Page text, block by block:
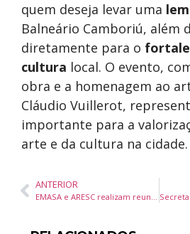
quem deseja levar uma
Balneário Camboriú, além
diretamente para o
cultura local. O evento,
obra e a homenagem ao
Cláudio Vuillerot,
importante para a
arte e da cultura na cidade.
ANTERIOR
EMASA e ARESC realizam reunião para fortalecer transparência e alinhar serviços